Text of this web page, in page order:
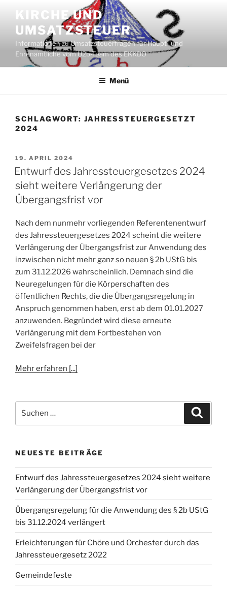
Inhalt
springen
KIRCHE UND
UMSATZSTEUER
Informationen zu Umsatzsteuerfragen für Haupt- und
Ehrenamtliche vom U2b-Team des EKKDO
Menü
SCHLAGWORT: JAHRESSTEUERGESETZT
2024
VERÖFFENTLICHT
AM
19. APRIL 2024
Entwurf des Jahressteuergesetzes 2024
sieht weitere Verlängerung der
Übergangsfrist vor
Nach dem nunmehr vorliegenden Referentenentwurf
des Jahressteuergesetzes 2024 scheint die weitere
Verlängerung der Übergangsfrist zur Anwendung des
inzwischen nicht mehr ganz so neuen § 2b UStG bis
zum 31.12.2026 wahrscheinlich. Demnach sind die
Neuregelungen für die Körperschaften des
öffentlichen Rechts, die die Übergangsregelung in
Anspruch genommen haben, erst ab dem 01.01.2027
anzuwenden. Begründet wird diese erneute
Verlängerung mit dem Fortbestehen von
Zweifelsfragen bei der
Mehr erfahren [...]
nach:
NEUESTE BEITRÄGE
Entwurf des Jahressteuergesetzes 2024 sieht weitere
Verlängerung der Übergangsfrist vor
Übergangsregelung für die Anwendung des § 2b UStG
bis 31.12.2024 verlängert
Erleichterungen für Chöre und Orchester durch das
Jahressteuergesetz 2022
Gemeindefeste